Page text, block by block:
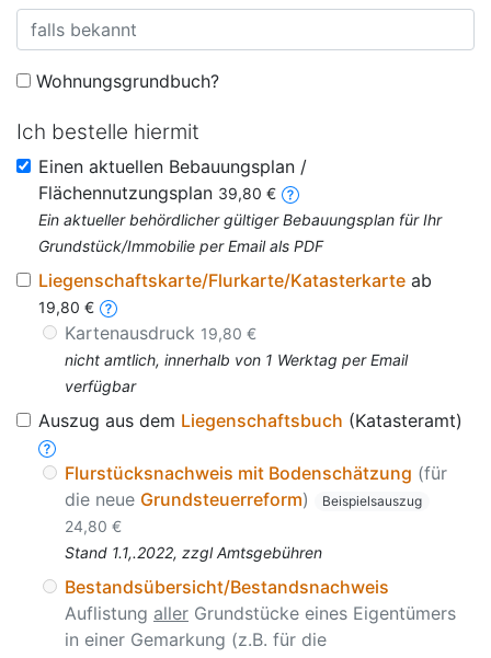
Wohnungsgrundbuch?
Ich bestelle hiermit
Einen aktuellen Bebauungsplan /
Flächennutzungsplan 39,80 €
Ein aktueller behördlicher gültiger Bebauungsplan für Ihr
Grundstück/Immobilie per Email als PDF
Liegenschaftskarte/Flurkarte/Katasterkarte ab
19,80 €
Kartenausdruck 19,80 €
nicht amtlich, innerhalb von 1 Werktag per Email
verfügbar
Auszug aus dem Liegenschaftsbuch (Katasteramt)
Flurstücksnachweis mit Bodenschätzung (für
die neue Grundsteuerreform) Beispielsauszug
24,80 €
Stand 1.1,.2022, zzgl Amtsgebühren
Bestandsübersicht/Bestandsnachweis
Auflistung aller Grundstücke eines Eigentümers
in einer Gemarkung (z.B. für die